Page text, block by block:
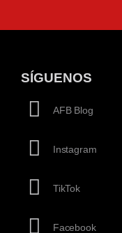
SÍGUENOS
AFB Blog
Instagram
TikTok
Facebook